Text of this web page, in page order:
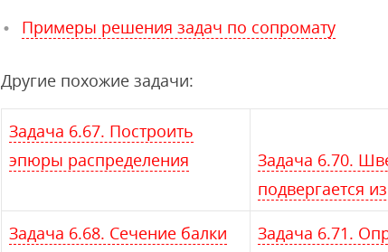
Примеры решения задач по сопромату
Другие похожие задачи:
Задача 6.67. Построить
эпюры распределения
Задача 6.70.
подвергается
Задача 6.68. Сечение балки
Задача 6.71.